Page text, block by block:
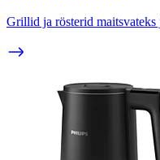
Grillid ja rösterid maitsvateks